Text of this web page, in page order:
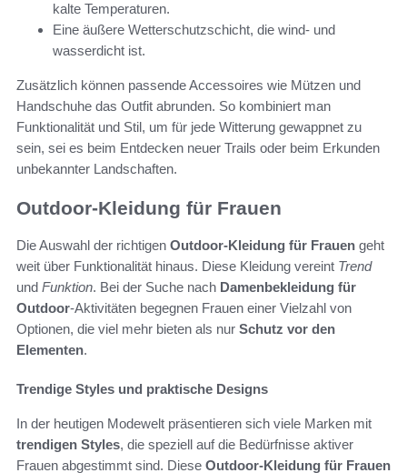
kalte Temperaturen.
Eine äußere Wetterschutzschicht, die wind- und
wasserdicht ist.
Zusätzlich können passende Accessoires wie Mützen und
Handschuhe das Outfit abrunden. So kombiniert man
Funktionalität und Stil, um für jede Witterung gewappnet zu
sein, sei es beim Entdecken neuer Trails oder beim Erkunden
unbekannter Landschaften.
Outdoor-Kleidung für Frauen
Die Auswahl der richtigen Outdoor-Kleidung für Frauen geht
weit über Funktionalität hinaus. Diese Kleidung vereint Trend
und Funktion. Bei der Suche nach Damenbekleidung für
Outdoor-Aktivitäten begegnen Frauen einer Vielzahl von
Optionen, die viel mehr bieten als nur Schutz vor den
Elementen.
Trendige Styles und praktische Designs
In der heutigen Modewelt präsentieren sich viele Marken mit
trendigen Styles, die speziell auf die Bedürfnisse aktiver
Frauen abgestimmt sind. Diese Outdoor-Kleidung für Frauen